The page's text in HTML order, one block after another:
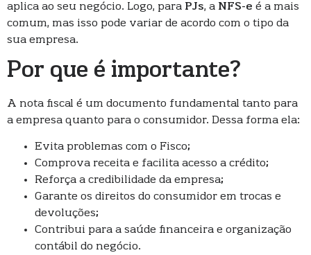
aplica ao seu negócio. Logo, para PJs, a NFS-e é a mais
comum, mas isso pode variar de acordo com o tipo da
sua empresa.
Por que é importante?
A nota fiscal é um documento fundamental tanto para
a empresa quanto para o consumidor. Dessa forma ela:
Evita problemas com o Fisco;
Comprova receita e facilita acesso a crédito;
Reforça a credibilidade da empresa;
Garante os direitos do consumidor em trocas e
devoluções;
Contribui para a saúde financeira e organização
contábil do negócio.